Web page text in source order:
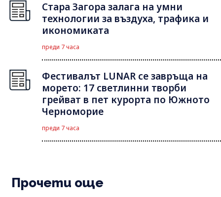
Стара Загора залага на умни
технологии за въздуха, трафика и
икономиката
преди 7 часа
Фестивалът LUNAR се завръща на
морето: 17 светлинни творби
грейват в пет курорта по Южното
Черноморие
преди 7 часа
Прочети още